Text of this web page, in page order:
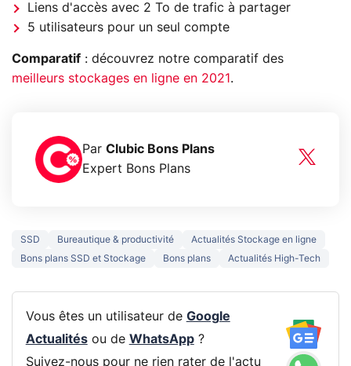
Liens d'accès avec 2 To de trafic à partager
5 utilisateurs pour un seul compte
Comparatif : découvrez notre comparatif des
meilleurs stockages en ligne en 2021 .
Par Clubic Bons Plans
Expert Bons Plans
SSD Bureautique & productivité
Actualités Stockage en ligne
Bons plans SSD et Stockage
Bons plans Actualités High-Tech
Vous êtes un utilisateur de Google
Actualitésou de WhatsApp?
Suivez-nous pour ne rien rater de l'actu